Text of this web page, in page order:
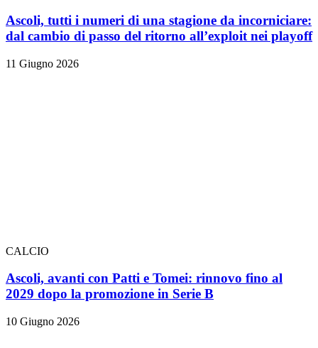
Ascoli, tutti i numeri di una stagione da incorniciare:
dal cambio di passo del ritorno all’exploit nei playoff
11 Giugno 2026
CALCIO
Ascoli, avanti con Patti e Tomei: rinnovo fino al
2029 dopo la promozione in Serie B
10 Giugno 2026